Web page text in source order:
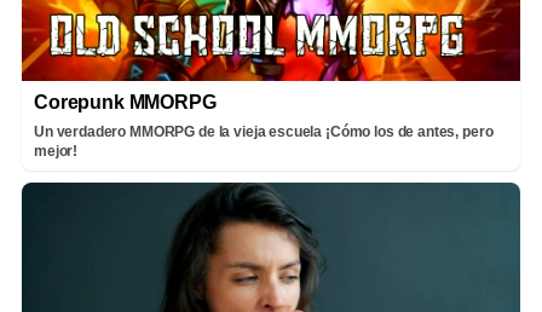
Corepunk MMORPG
Un verdadero MMORPG de la vieja escuela ¡Cómo los de antes, pero
mejor!